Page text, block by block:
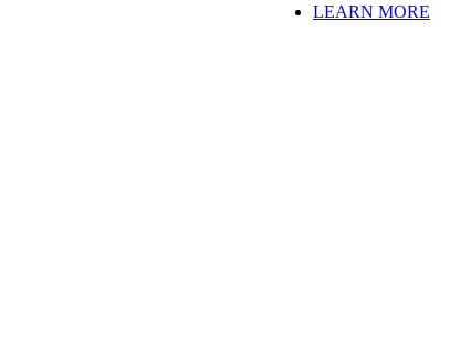
LEARN MORE